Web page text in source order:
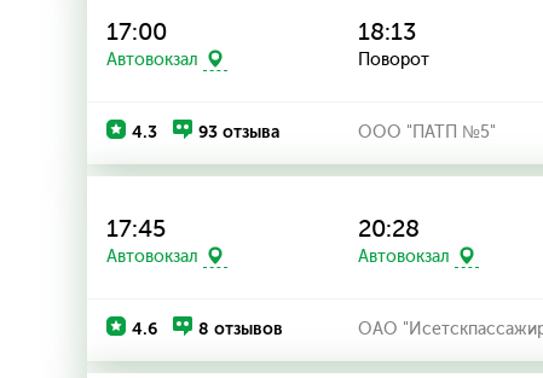
17:00
Автовокзал
18:13
Поворот
4.3 93 отзыва ООО "ПАТП №5"
17:45
Автовокзал
20:28
Автовокзал
4.6 8 отзывов ОАО